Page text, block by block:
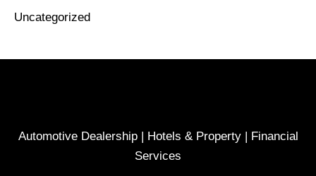
Uncategorized
Automotive Dealership | Hotels & Property | Financial
Services